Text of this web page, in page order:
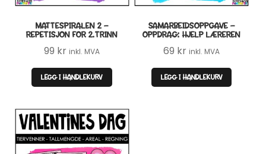
MATTESPIRALEN 2 –
REPETISJON FOR 2.TRINN
99 kr inkl. MVA
LEGG I HANDLEKURV
SAMARBEIDSOPPGAVE –
OPPDRAG: HJELP LÆREREN
69 kr inkl. MVA
LEGG I HANDLEKURV